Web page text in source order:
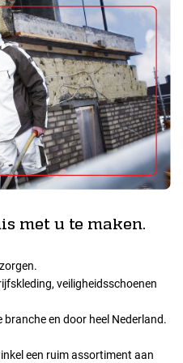
met u te maken.
veiligheidsschoenen
branche en door heel Nederland.
een ruim assortiment aan